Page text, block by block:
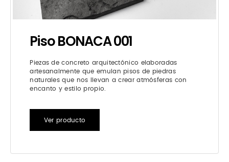
Piso BONACA 001
Piezas de concreto arquitectónico elaboradas
artesanalmente que emulan pisos de piedras
naturales que nos llevan a crear atmósferas con
encanto y estilo propio.
Ver producto